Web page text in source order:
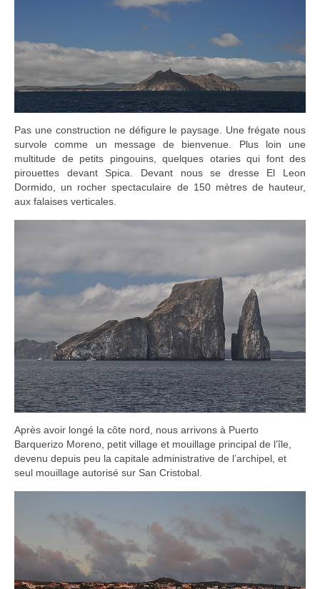
Pas une construction ne défigure le paysage. Une frégate nous
survole comme un message de bienvenue. Plus loin une
multitude de petits pingouins, quelques otaries qui font des
pirouettes devant Spica. Devant nous se dresse El Leon
Dormido, un rocher spectaculaire de 150 mètres de hauteur,
aux falaises verticales.
Après avoir longé la côte nord, nous arrivons à Puerto
Barquerizo Moreno, petit village et mouillage principal de l’île,
devenu depuis peu la capitale administrative de l’archipel, et
seul mouillage autorisé sur San Cristobal.